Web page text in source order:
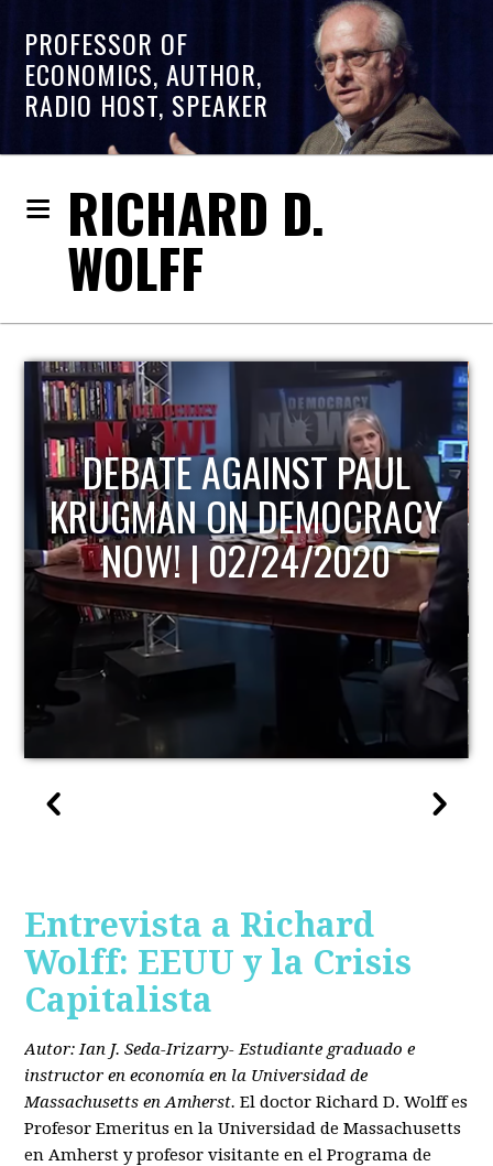
PROFESSOR OF
ECONOMICS, AUTHOR,
RADIO HOST, SPEAKER
RICHARD D.
WOLFF
DEBATE AGAINST PAUL
KRUGMAN ON DEMOCRACY
NOW! | 02/24/2020
Entrevista a Richard
Wolff: EEUU y la Crisis
Capitalista
Autor: Ian J. Seda-Irizarry- Estudiante graduado e
instructor en economía en la Universidad de
Massachusetts en Amherst. El doctor Richard D. Wolff es
Profesor Emeritus en la Universidad de Massachusetts
en Amherst y profesor visitante en el Programa de